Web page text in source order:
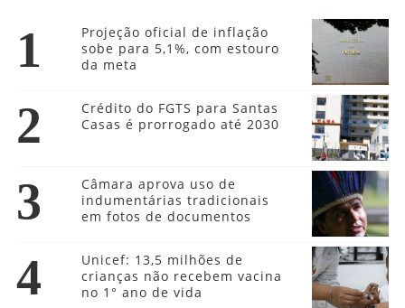
1
Projeção oficial de inflação
sobe para 5,1%, com estouro
da meta
2
Crédito do FGTS para Santas
Casas é prorrogado até 2030
3
Câmara aprova uso de
indumentárias tradicionais
em fotos de documentos
4
Unicef: 13,5 milhões de
crianças não recebem vacina
no 1° ano de vida